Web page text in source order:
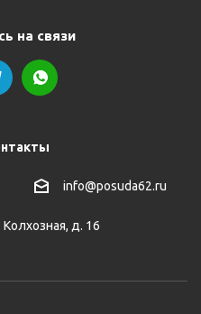
на связи
info@posuda62.ru
Колхозная, д. 16